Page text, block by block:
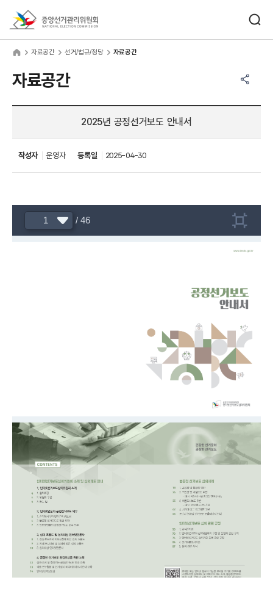
자료공간 선거/법규/정당 자료공간
자료공간
2025년 공정선거보도 안내서
작성자 운영자 등록일 2025-04-30